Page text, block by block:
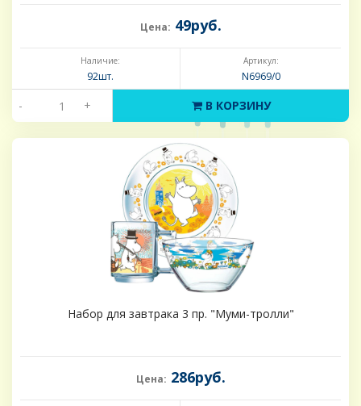
Цена: 49руб.
Наличие:
92шт.
Артикул:
N6969/0
- + В КОРЗИНУ
Набор для завтрака 3 пр. "Муми-тролли"
Цена: 286руб.